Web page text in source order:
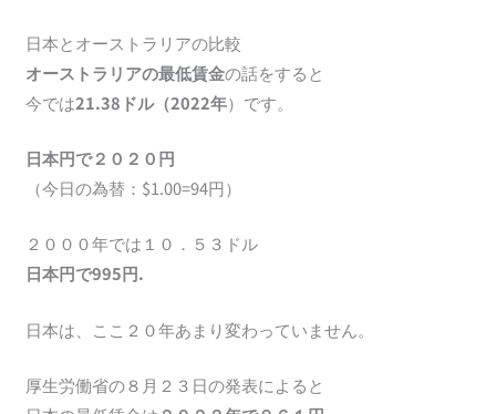
日本とオーストラリアの比較
オーストラリアの最低賃金の話をすると
今では21.38ドル（2022年）です。
日本円で２０２０円
（今日の為替：$1.00=94円）
２０００年では１０．５３ドル
日本円で995円.
日本は、ここ２０年あまり変わっていません。
厚生労働省の８月２３日の発表によると